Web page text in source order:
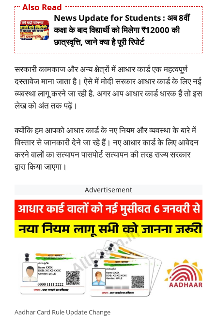
Also Read
News Update for Students : अब 8वीं
कक्षा के बाद विद्यार्थी को मिलेगा ₹12000 की
छात्रवृत्ति, जाने क्या है पूरी रिपोर्ट
सरकारी कामकाज और अन्य क्षेत्रों में आधार कार्ड एक महत्वपूर्ण
दस्तावेज माना जाता है। ऐसे में मोदी सरकार आधार कार्ड के लिए नई
व्यवस्था लागू करने जा रही है. अगर आप आधार कार्ड धारक हैं तो इस
लेख को अंत तक पढ़ें।
क्योंकि हम आपको आधार कार्ड के नए नियम और व्यवस्था के बारे में
विस्तार से जानकारी देने जा रहे हैं। नए आधार कार्ड के लिए आवेदन
करने वालों का सत्यापन पासपोर्ट सत्यापन की तरह राज्य सरकार
द्वारा किया जाएगा।
Aadhar Card Rule Update Change